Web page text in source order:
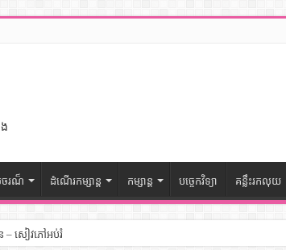
ចរណ៏ ដំណើរកម្សាន្ត កម្សាន្ត បច្ចេកវិទ្យា គន្លឹះរកលុយ
– សៀវភៅអប់រំ